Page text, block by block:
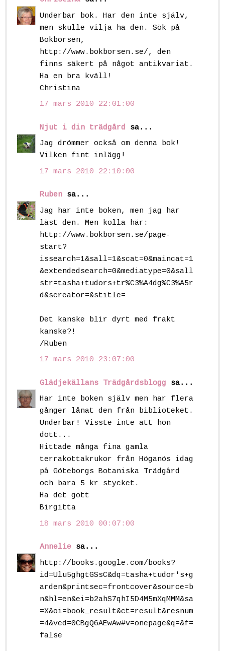
Underbar bok. Har den inte själv,
men skulle vilja ha den. Sök på
Bokbörsen,
http://www.bokborsen.se/, den
finns säkert på något antikvariat.
Ha en bra kväll!
Christina
17 mars 2010 22:01:00
Njut i din trädgård sa...
Jag drömmer också om denna bok!
Vilken fint inlägg!
17 mars 2010 22:10:00
Ruben sa...
Jag har inte boken, men jag har
läst den. Men kolla här:
http://www.bokborsen.se/page-
start?
issearch=1&sall=1&scat=0&maincat=1
&extendedsearch=0&mediatype=0&sall
str=tasha+tudors+tr%C3%A4dg%C3%A5r
d&screator=&stitle=
Det kanske blir dyrt med frakt
kanske?!
/Ruben
17 mars 2010 23:07:00
Glädjekällans Trädgårdsblogg sa...
Har inte boken själv men har flera
gånger lånat den från biblioteket.
Underbar! Visste inte att hon
dött...
Hittade många fina gamla
terrakottakrukor från Höganös idag
på Göteborgs Botaniska Trädgård
och bara 5 kr stycket.
Ha det gott
Birgitta
18 mars 2010 00:07:00
Annelie sa...
http://books.google.com/books?
id=Ulu5ghgtGSsC&dq=tasha+tudor's+g
arden&printsec=frontcover&source=b
n&hl=en&ei=b2ahS7qhI5D4M5mXqMMM&sa
=X&oi=book_result&ct=result&resnum
=4&ved=0CBgQ6AEwAw#v=onepage&q=&f=
false